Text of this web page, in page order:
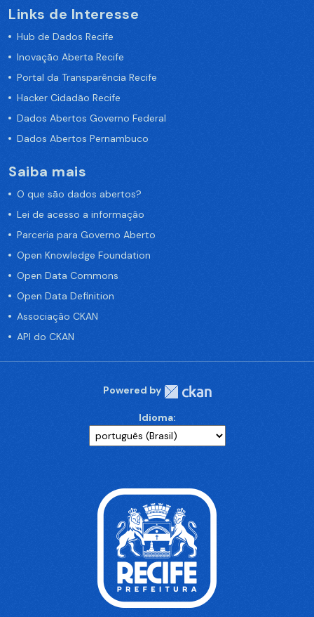
Links de Interesse
Hub de Dados Recife
Inovação Aberta Recife
Portal da Transparência Recife
Hacker Cidadão Recife
Dados Abertos Governo Federal
Dados Abertos Pernambuco
Saiba mais
O que são dados abertos?
Lei de acesso a informação
Parceria para Governo Aberto
Open Knowledge Foundation
Open Data Commons
Open Data Definition
Associação CKAN
API do CKAN
Powered by
Idioma